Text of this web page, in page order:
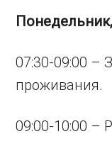
07:30-09:00 –
проживания.
09:00-10:00 –